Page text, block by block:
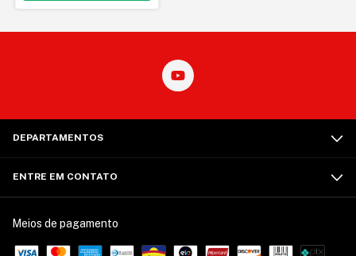
DEPARTAMENTOS
ENTRE EM CONTATO
Meios de pagamento